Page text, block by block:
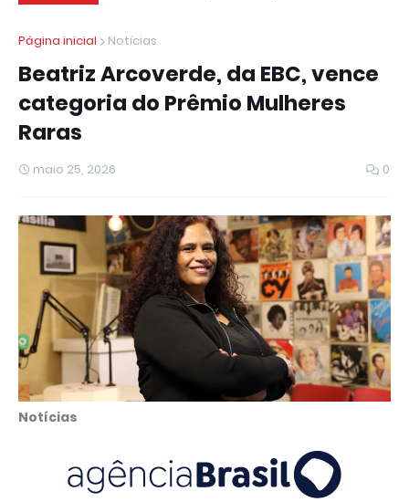
Página inicial
Notícias
Beatriz Arcoverde, da EBC, vence
categoria do Prêmio Mulheres
Raras
maio 25, 2026 0
Notícias